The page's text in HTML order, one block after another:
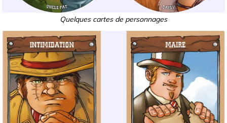
Quelques cartes de personnages